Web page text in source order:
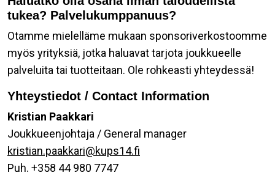
tukea? Palvelukumppanuus?
Otamme mielelläme mukaan sponsoriverkostoomme
myös yrityksiä, jotka haluavat tarjota joukkueelle
palveluita tai tuotteitaan. Ole rohkeasti yhteydessä!
Yhteystiedot / Contact Information
Kristian Paakkari
Joukkueenjohtaja / General manager
kristian.paakkari@kups14.fi
Puh. +358 44 980 7747